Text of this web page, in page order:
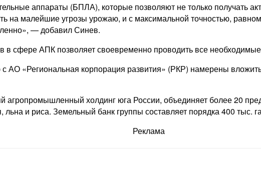
аппараты (БПЛА), которые позволяют не только получать
на малейшие угрозы урожаю, и с максимальной точностью,
— добавил Синев.
в сфере АПК позволяет своевременно проводить все
с АО «Региональная корпорация развития» (РКР) намерены
агропромышленный холдинг юга России, объединяет более 20
и риса. Земельный банк группы составляет порядка 400 тыс.
Реклама